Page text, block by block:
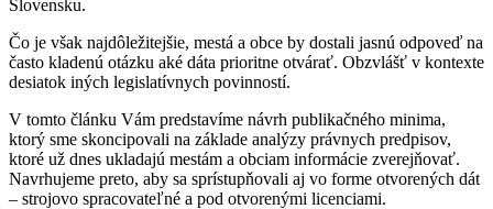
Slovensku.
Čo je však najdôležitejšie, mestá a obce by dostali jasnú odpoveď na
často kladenú otázku aké dáta prioritne otvárať. Obzvlášť v kontexte
desiatok iných legislatívnych povinností.
V tomto článku Vám predstavíme návrh publikačného minima,
ktorý sme skoncipovali na základe analýzy právnych predpisov,
ktoré už dnes ukladajú mestám a obciam informácie zverejňovať.
Navrhujeme preto, aby sa sprístupňovali aj vo forme otvorených dát
– strojovo spracovateľné a pod otvorenými licenciami.